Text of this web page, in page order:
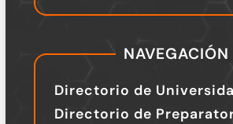
NAVEGACIÓN
Directorio de
Directorio de